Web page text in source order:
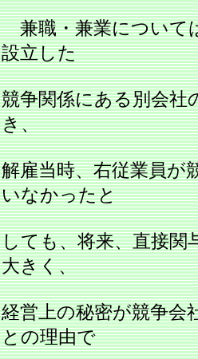
兼職・兼業について
設立した
競争関係にある別会社
き、
解雇当時、右従業員が
いなかったと
しても、将来、直接関
大きく、
経営上の秘密が競争会
との理由で